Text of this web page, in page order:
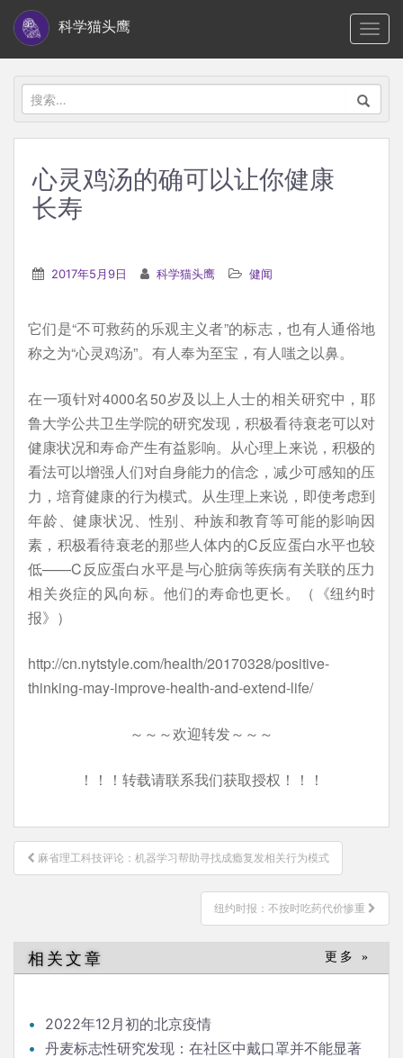
i
科学猫头鹰
搜
索：
心灵鸡汤的确可以让你健康
长寿
2017年5月9日 科学猫头鹰 健闻
它们是“不可救药的乐观主义者”的标志，也有人通俗地
称之为“心灵鸡汤”。有人奉为至宝，有人嗤之以鼻。
在一项针对4000名50岁及以上人士的相关研究中，耶
鲁大学公共卫生学院的研究发现，积极看待衰老可以对
健康状况和寿命产生有益影响。从心理上来说，积极的
看法可以增强人们对自身能力的信念，减少可感知的压
力，培育健康的行为模式。从生理上来说，即使考虑到
年龄、健康状况、性别、种族和教育等可能的影响因
素，积极看待衰老的那些人体内的C反应蛋白水平也较
低——C反应蛋白水平是与心脏病等疾病有关联的压力
相关炎症的风向标。他们的寿命也更长。（《纽约时
报》）
http://cn.nytstyle.com/health/20170328/positive-
thinking-may-improve-health-and-extend-life/
～～～欢迎转发～～～
！！！转载请联系我们获取授权！！！
文
章
麻省理工科技评论：机器学习帮助寻找成瘾复发相关行为模式
纽约时报：不按时吃药代价惨重
相关文章 更多 »
2022年12月初的北京疫情
丹麦标志性研究发现：在社区中戴口罩并不能显著